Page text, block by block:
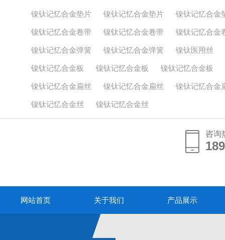
镍钛记忆合金垫片 镍钛记忆合金垫片 镍钛记忆合金
镍钛记忆合金卷带 镍钛记忆合金卷带 镍钛记忆合金
镍钛记忆合金弹簧 镍钛记忆合金弹簧 镍钛医用丝
镍钛记忆合金板 镍钛记忆合金板 镍钛记忆合金板
镍钛记忆合金扁丝 镍钛记忆合金扁丝 镍钛记忆合金
镍钛记忆合金丝 镍钛记忆合金丝
咨询
网站首页 关于我们 产品展示